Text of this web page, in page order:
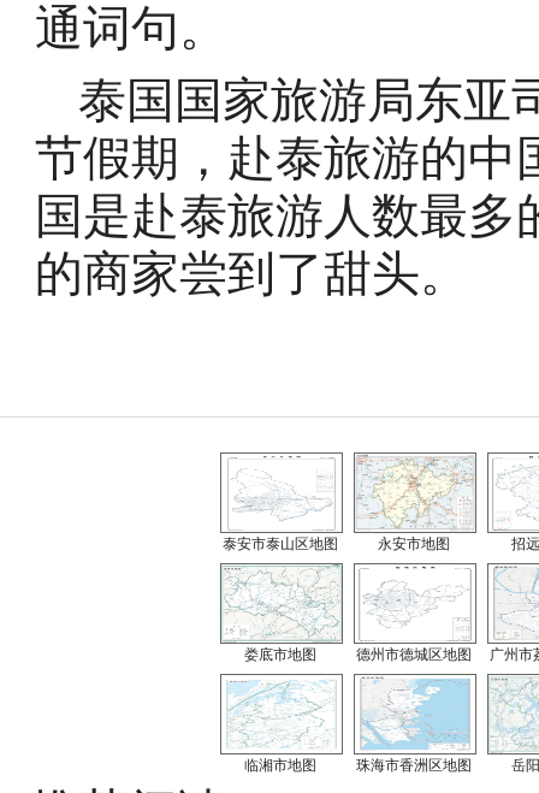
通词句。
泰国国家旅游局东亚
节假期，赴泰旅游的中
国是赴泰旅游人数最
的商家尝到了甜头。
泰安市泰山区地图 永安市地图 招
娄底市地图 德州市德城区地图 广州市
临湘市地图 珠海市香洲区地图 岳